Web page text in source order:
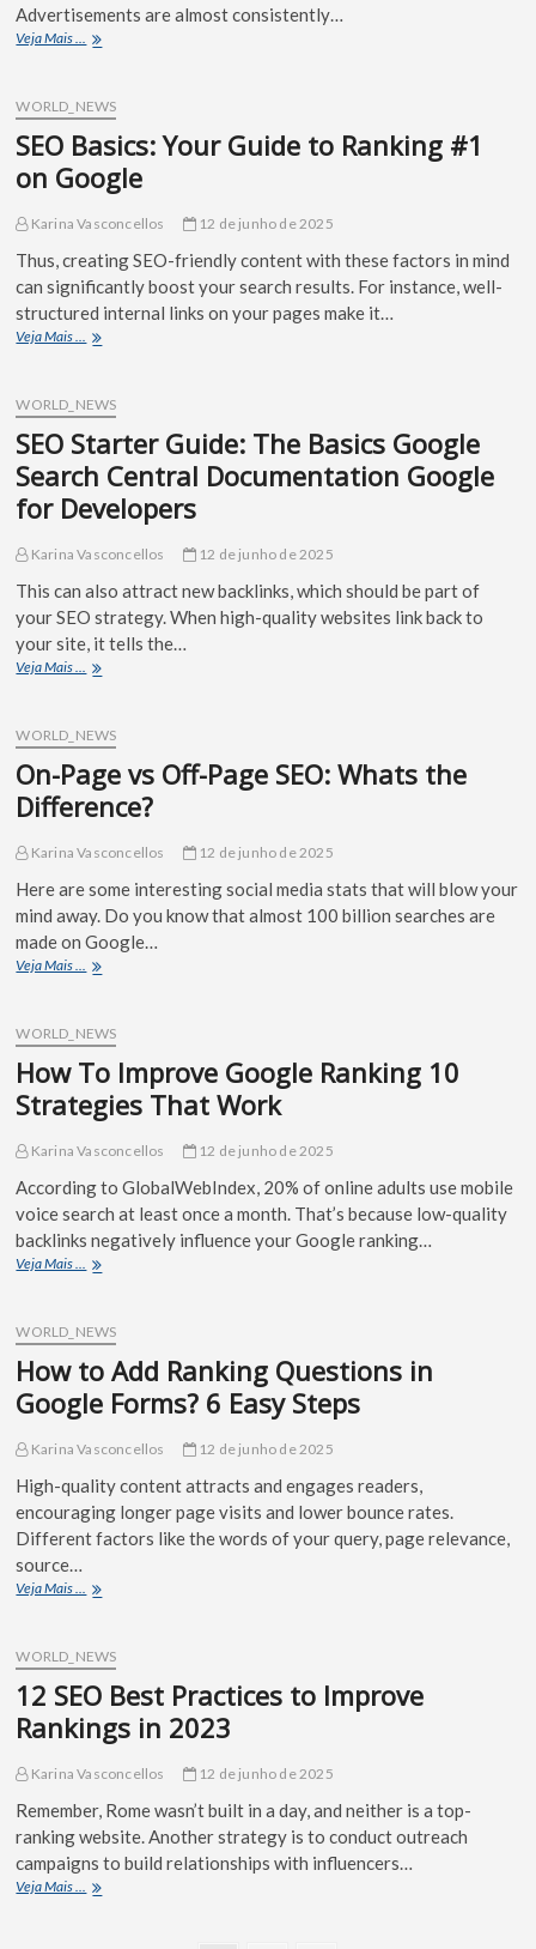
Advertisements are almost consistently…
Veja Mais ...
WORLD_NEWS
SEO Basics: Your Guide to Ranking #1
on Google
Karina Vasconcellos 12 de junho de 2025
Thus, creating SEO-friendly content with these factors in mind
can significantly boost your search results. For instance, well-
structured internal links on your pages make it…
Veja Mais ...
WORLD_NEWS
SEO Starter Guide: The Basics Google
Search Central Documentation Google
for Developers
Karina Vasconcellos 12 de junho de 2025
This can also attract new backlinks, which should be part of
your SEO strategy. When high-quality websites link back to
your site, it tells the…
Veja Mais ...
WORLD_NEWS
On-Page vs Off-Page SEO: Whats the
Difference?
Karina Vasconcellos 12 de junho de 2025
Here are some interesting social media stats that will blow your
mind away. Do you know that almost 100 billion searches are
made on Google…
Veja Mais ...
WORLD_NEWS
How To Improve Google Ranking 10
Strategies That Work
Karina Vasconcellos 12 de junho de 2025
According to GlobalWebIndex, 20% of online adults use mobile
voice search at least once a month. That’s because low-quality
backlinks negatively influence your Google ranking…
Veja Mais ...
WORLD_NEWS
How to Add Ranking Questions in
Google Forms? 6 Easy Steps
Karina Vasconcellos 12 de junho de 2025
High-quality content attracts and engages readers,
encouraging longer page visits and lower bounce rates.
Different factors like the words of your query, page relevance,
source…
Veja Mais ...
WORLD_NEWS
12 SEO Best Practices to Improve
Rankings in 2023
Karina Vasconcellos 12 de junho de 2025
Remember, Rome wasn’t built in a day, and neither is a top-
ranking website. Another strategy is to conduct outreach
campaigns to build relationships with influencers…
Veja Mais ...